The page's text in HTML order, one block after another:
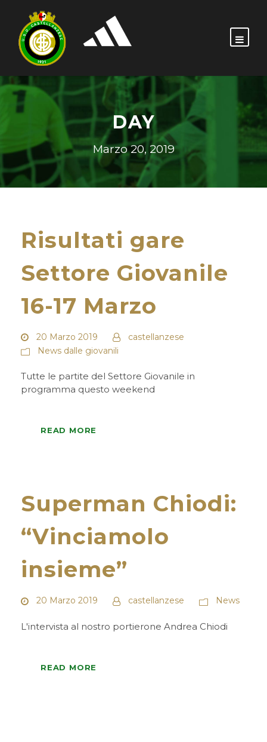
DAY
Marzo 20, 2019
Risultati gare
Settore Giovanile
16-17 Marzo
20 Marzo 2019
castellanzese
News dalle giovanili
Tutte le partite del Settore Giovanile in
programma questo weekend
READ MORE
Superman Chiodi:
“Vinciamolo
insieme”
20 Marzo 2019 castellanzese News
L'intervista al nostro portierone Andrea Chiodi
READ MORE